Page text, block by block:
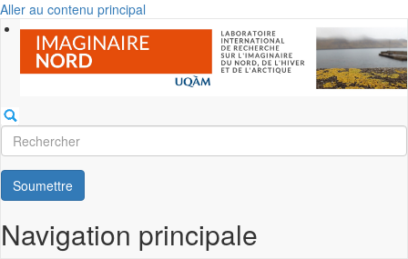
Aller au contenu principal
Rechercher
Soumettre
Navigation principale